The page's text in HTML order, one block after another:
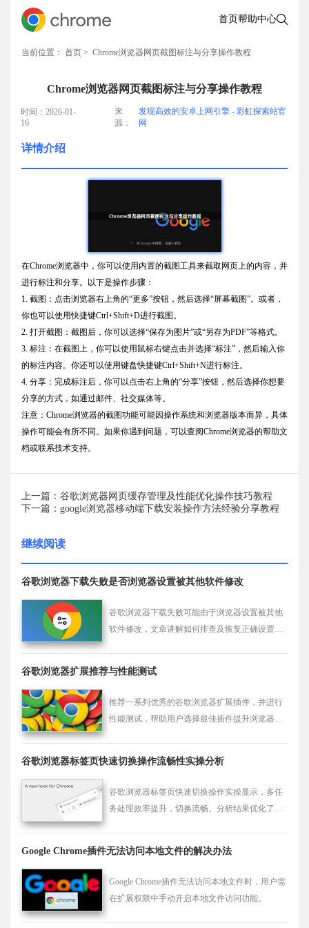
首页帮助中心
当前位置： 首页 > Chrome浏览器网页截图标注与分享操作教程
Chrome浏览器网页截图标注与分享操作教程
时间：2026-01-
16
来
源：
发现高效的安卓上网引擎 - 彩虹探索站官
网
详情介绍
在Chrome浏览器中，你可以使用内置的截图工具来截取网页上的内容，并
进行标注和分享。以下是操作步骤：
1. 截图：点击浏览器右上角的“更多”按钮，然后选择“屏幕截图”。或者，
你也可以使用快捷键Ctrl+Shift+D进行截图。
2. 打开截图：截图后，你可以选择“保存为图片”或“另存为PDF”等格式。
3. 标注：在截图上，你可以使用鼠标右键点击并选择“标注”，然后输入你
的标注内容。你还可以使用键盘快捷键Ctrl+Shift+N进行标注。
4. 分享：完成标注后，你可以点击右上角的“分享”按钮，然后选择你想要
分享的方式，如通过邮件、社交媒体等。
注意：Chrome浏览器的截图功能可能因操作系统和浏览器版本而异，具体
操作可能会有所不同。如果你遇到问题，可以查阅Chrome浏览器的帮助文
档或联系技术支持。
上一篇：谷歌浏览器网页缓存管理及性能优化操作技巧教程
下一篇：google浏览器移动端下载安装操作方法经验分享教程
继续阅读
谷歌浏览器下载失败是否浏览器设置被其他软件修改
谷歌浏览器下载失败可能由于浏览器设置被其他
软件修改，文章讲解如何排查及恢复正确设置，
谷歌浏览器扩展推荐与性能测试
推荐一系列优秀的谷歌浏览器扩展插件，并进行
性能测试，帮助用户选择最佳插件提升浏览器功
谷歌浏览器标签页快速切换操作流畅性实操分析
谷歌浏览器标签页快速切换操作实操显示，多任
务处理效率提升，切换流畅。分析结果优化了标
Google Chrome插件无法访问本地文件的解决办法
Google Chrome插件无法访问本地文件时，用户需
在扩展权限中手动开启本地文件访问功能。